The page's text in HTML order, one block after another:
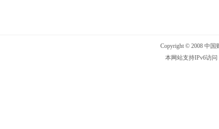
Copyright © 2008 中国
本网站支持IPv6访